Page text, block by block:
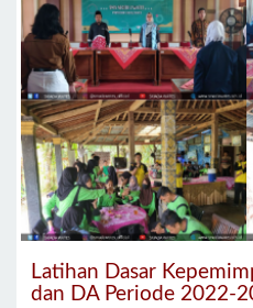
Latihan Dasar
dan DA Periode 2022-